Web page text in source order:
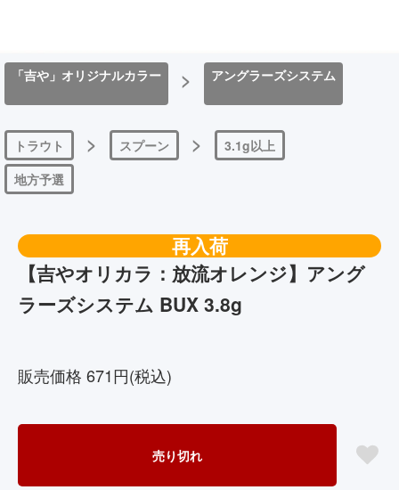
「吉や」オリジナルカラー > アングラーズシステム
トラウト > スプーン >
3.1g以上
地方予選
再入荷
【吉やオリカラ：放流オレンジ】アング
ラーズシステム BUX 3.8g
販売価格 671円(税込)
売り切れ